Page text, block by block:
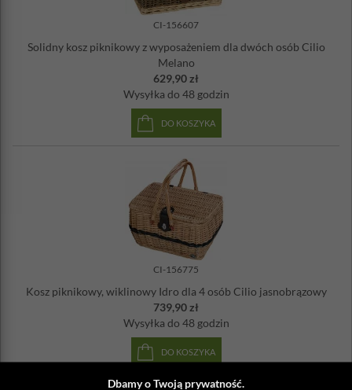
Dbamy o Twoją prywatność.
CI-156607
Solidny kosz piknikowy z wyposażeniem dla dwóch osób Cilio
Melano
629,90 zł
Wysyłka do 48 godzin
DO KOSZYKA
CI-156775
Kosz piknikowy, wiklinowy Idro dla 4 osób Cilio jasnobrązowy
739,90 zł
Wysyłka do 48 godzin
DO KOSZYKA